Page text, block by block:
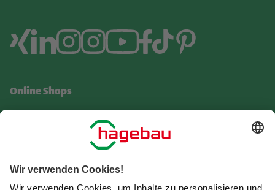
Online Shops
Weitere Seiten